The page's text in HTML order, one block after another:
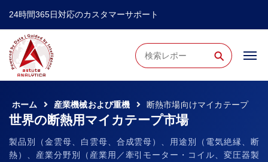
24時間365日対応のカスタマーサポート
⚲
ホーム 産業機械および重機 断熱市場向けマイカテープ
世界の断熱用マイカテープ市場
製品別（金雲母、白雲母、合成雲母）、用途別（電気絶縁、断
熱）、産業分野別（産業用／牽引モーター・コイル、変圧器製